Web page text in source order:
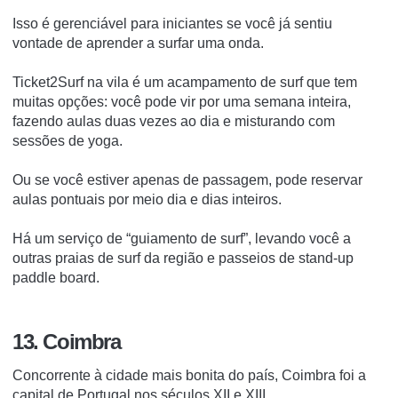
Isso é gerenciável para iniciantes se você já sentiu
vontade de aprender a surfar uma onda.
Ticket2Surf na vila é um acampamento de surf que tem
muitas opções: você pode vir por uma semana inteira,
fazendo aulas duas vezes ao dia e misturando com
sessões de yoga.
Ou se você estiver apenas de passagem, pode reservar
aulas pontuais por meio dia e dias inteiros.
Há um serviço de “guiamento de surf”, levando você a
outras praias de surf da região e passeios de stand-up
paddle board.
13. Coimbra
Concorrente à cidade mais bonita do país, Coimbra foi a